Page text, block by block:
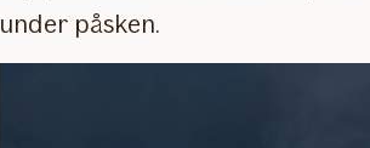
under påsken.